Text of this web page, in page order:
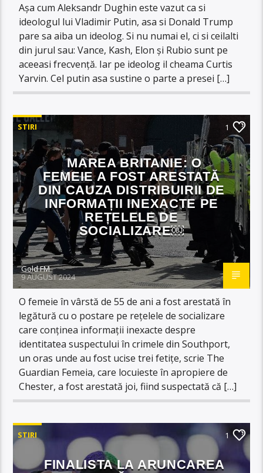
Așa cum Aleksandr Dughin este vazut ca si
ideologul lui Vladimir Putin, asa si Donald Trump
pare sa aiba un ideolog. Si nu numai el, ci si ceilalti
din jurul sau: Vance, Kash, Elon și Rubio sunt pe
aceeasi frecvență. Iar pe ideolog il cheama Curtis
Yarvin. Cel putin asa sustine o parte a presei […]
STIRI 1
MAREA BRITANIE: O
FEMEIE A FOST ARESTATĂ
DIN CAUZA DISTRIBUIRII DE
INFORMAȚII INEXACTE PE
REȚELELE DE
SOCIALIZARE￼
Gold FM
9 AUGUST 2024
O femeie în vârstă de 55 de ani a fost arestată în
legătură cu o postare pe rețelele de socializare
care conținea informații inexacte despre
identitatea suspectului în crimele din Southport,
un oras unde au fost ucise trei fetițe, scrie The
Guardian Femeia, care locuieste în apropiere de
Chester, a fost arestată joi, fiind suspectată că […]
STIRI 1
FINALISTA LA ARUNCAREA